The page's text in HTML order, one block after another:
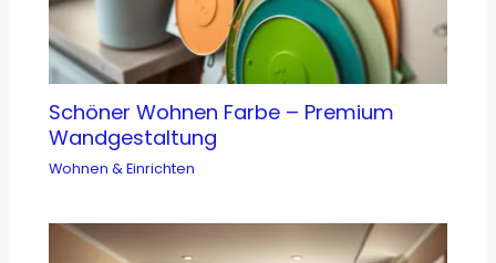
Schöner Wohnen Farbe – Premium
Wandgestaltung
Wohnen & Einrichten